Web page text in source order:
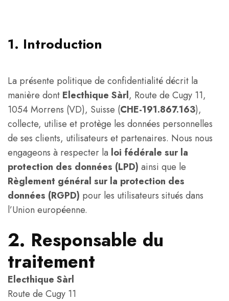
1. Introduction
La présente politique de confidentialité décrit la
manière dont Electhique Sàrl, Route de Cugy 11,
1054 Morrens (VD), Suisse (CHE-191.867.163),
collecte, utilise et protège les données personnelles
de ses clients, utilisateurs et partenaires. Nous nous
engageons à respecter la loi fédérale sur la
protection des données (LPD) ainsi que le
Règlement général sur la protection des
données (RGPD) pour les utilisateurs situés dans
l’Union européenne.
2. Responsable du
traitement
Electhique Sàrl
Route de Cugy 11